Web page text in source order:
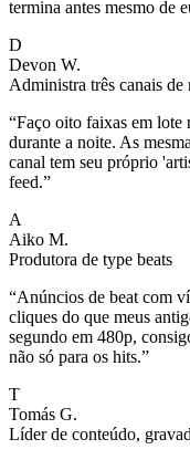
termina antes mesmo de
D
Devon W.
Administra três canais de
“Faço oito faixas em lote
durante a noite. As
canal tem seu próprio
feed.”
A
Aiko M.
Produtora de type beats
“Anúncios de beat com
cliques do que meus
segundo em 480p,
não só para os hits.”
T
Tomás G.
Líder de conteúdo,